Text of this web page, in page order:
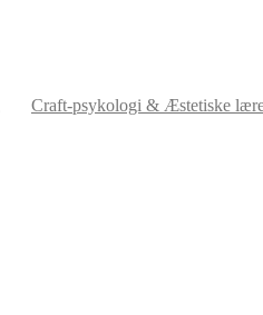
Craft-psykologi & Æstetiske